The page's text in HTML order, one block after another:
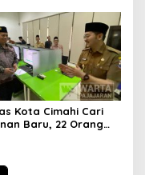
Kota Cimahi Cari
Baru, 22 Orang